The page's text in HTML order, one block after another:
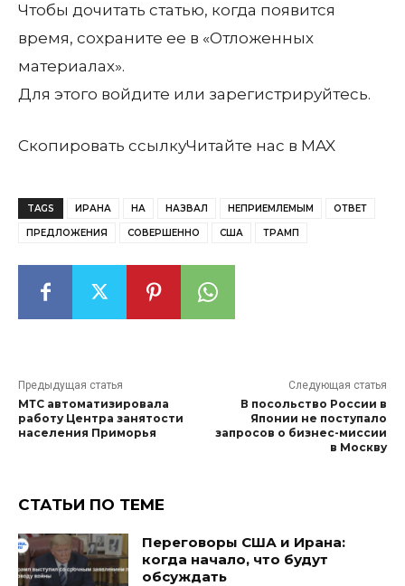
Чтобы дочитать статью, когда появится
время, сохраните ee в «Отложенных
материалах».
Для этого войдите или зарегистрируйтесь.
Скопировать ссылкуЧитайте нас в MAX
TAGS ИРАНА НА НАЗВАЛ НЕПРИЕМЛЕМЫМ ОТВЕТ
ПРЕДЛОЖЕНИЯ СОВЕРШЕННО США ТРАМП
Предыдущая статья
МТС автоматизировала
работу Центра занятости
населения Приморья
Следующая статья
В посольство России в
Японии не поступало
запросов о бизнес-миссии
в Москву
СТАТЬИ ПО ТЕМЕ
Переговоры США и Ирана:
когда начало, что будут
обсуждать